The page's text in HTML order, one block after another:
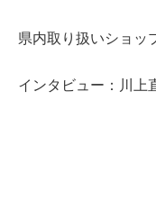
県内取り扱いショ
インタビュー：川上